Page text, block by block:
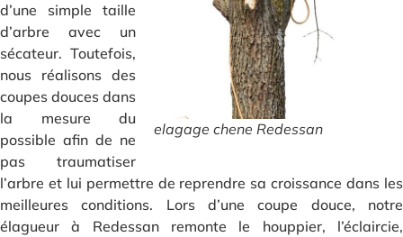
elagage chene Redessan
d’une simple taille
d’arbre avec un
sécateur. Toutefois,
nous réalisons des
coupes douces dans
la mesure du
possible afin de ne
pas traumatiser
l’arbre et lui permettre de reprendre sa croissance dans les
meilleures conditions. Lors d’une coupe douce, notre
élagueur à Redessan remonte le houppier, l’éclaircie,